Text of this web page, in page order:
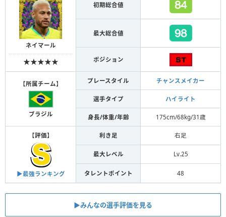
ネイマール
★★★★★
初期総合値
最大総合値
ポジション
【所属チーム】
ブラジル
プレースタイル チャンスメイカー
選手タイプ ハイライト
身長/体重/年齢 175cm/68kg/31歳
【評価】
▶︎最強ランキング
利き足 右足
最大レベル Lv.25
タレントポイント 48
▶︎みんなの選手評価を見る